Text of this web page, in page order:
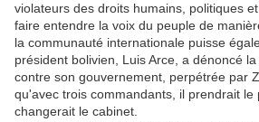
violateurs des droits humains, politiques
faire entendre la voix du peuple de
la communauté internationale puisse
président bolivien, Luis Arce, a dénoncé
contre son gouvernement, perpétrée par
qu'avec trois commandants, il prendrait le
changerait le cabinet.